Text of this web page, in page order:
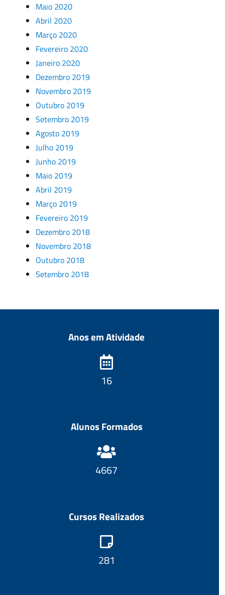
Maio 2020
Abril 2020
Março 2020
Fevereiro 2020
Janeiro 2020
Dezembro 2019
Novembro 2019
Outubro 2019
Setembro 2019
Agosto 2019
Julho 2019
Junho 2019
Maio 2019
Abril 2019
Março 2019
Fevereiro 2019
Dezembro 2018
Novembro 2018
Outubro 2018
Setembro 2018
Anos em Atividade
18
Alunos Formados
5007
Cursos Realizados
302